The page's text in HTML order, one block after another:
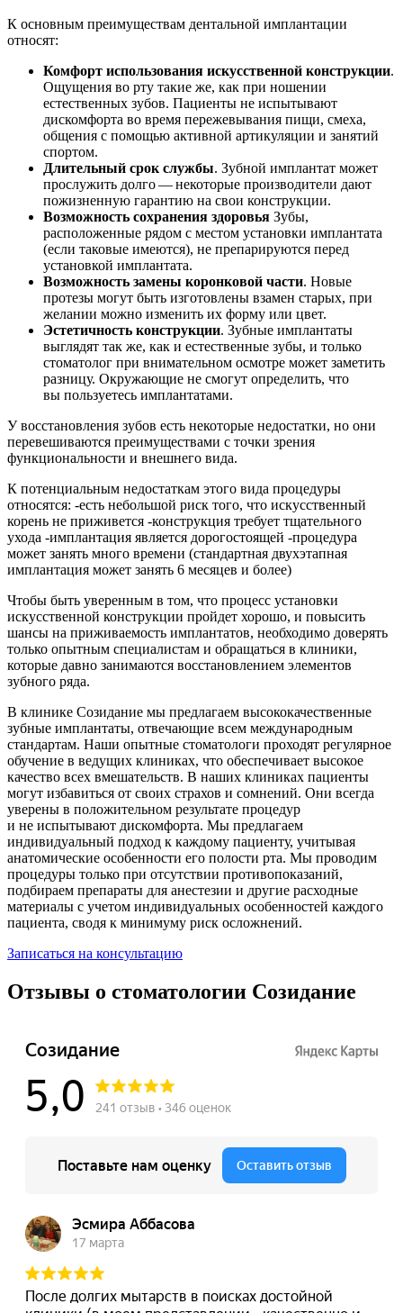
К основным преимуществам дентальной имплантации
относят:
Комфорт использования искусственной конструкции.
Ощущения во рту такие же, как при ношении
естественных зубов. Пациенты не испытывают
дискомфорта во время пережевывания пищи, смеха,
общения с помощью активной артикуляции и занятий
спортом.
Длительный срок службы. Зубной имплантат может
прослужить долго — некоторые производители дают
пожизненную гарантию на свои конструкции.
Возможность сохранения здоровья Зубы,
расположенные рядом с местом установки имплантата
(если таковые имеются), не препарируются перед
установкой имплантата.
Возможность замены коронковой части. Новые
протезы могут быть изготовлены взамен старых, при
желании можно изменить их форму или цвет.
Эстетичность конструкции. Зубные имплантаты
выглядят так же, как и естественные зубы, и только
стоматолог при внимательном осмотре может заметить
разницу. Окружающие не смогут определить, что
вы пользуетесь имплантатами.
У восстановления зубов есть некоторые недостатки, но они
перевешиваются преимуществами с точки зрения
функциональности и внешнего вида.
К потенциальным недостаткам этого вида процедуры
относятся: -есть небольшой риск того, что искусственный
корень не приживется -конструкция требует тщательного
ухода -имплантация является дорогостоящей -процедура
может занять много времени (стандартная двухэтапная
имплантация может занять 6 месяцев и более)
Чтобы быть уверенным в том, что процесс установки
искусственной конструкции пройдет хорошо, и повысить
шансы на приживаемость имплантатов, необходимо доверять
только опытным специалистам и обращаться в клиники,
которые давно занимаются восстановлением элементов
зубного ряда.
В клинике Созидание мы предлагаем высококачественные
зубные имплантаты, отвечающие всем международным
стандартам. Наши опытные стоматологи проходят регулярное
обучение в ведущих клиниках, что обеспечивает высокое
качество всех вмешательств. В наших клиниках пациенты
могут избавиться от своих страхов и сомнений. Они всегда
уверены в положительном результате процедур
и не испытывают дискомфорта. Мы предлагаем
индивидуальный подход к каждому пациенту, учитывая
анатомические особенности его полости рта. Мы проводим
процедуры только при отсутствии противопоказаний,
подбираем препараты для анестезии и другие расходные
материалы с учетом индивидуальных особенностей каждого
пациента, сводя к минимуму риск осложнений.
Записаться на консультацию
Отзывы о стоматологии Созидание